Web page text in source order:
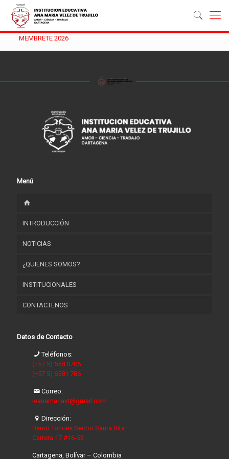
MEMBRETE 2026
Menú
INTRODUCCIÓN
NOTICIAS
¿QUIENES SOMOS?
HORIZONTE INSTITUCIONAL
RESEÑA HISTÓRICA
INSTITUCIONALES
FORMATOS INSTITUCIONALES
CONTACTENOS
Datos de Contacto
Teléfonos:
(+57 5) 658 0705
(+57 5) 6581 786
Correo:
ieanamariavt@gmail.com
Dirección:
Barrio Torices Sector Santa Rita
Carrera 17 #16‐53
Cartagena, Bolívar – Colombia